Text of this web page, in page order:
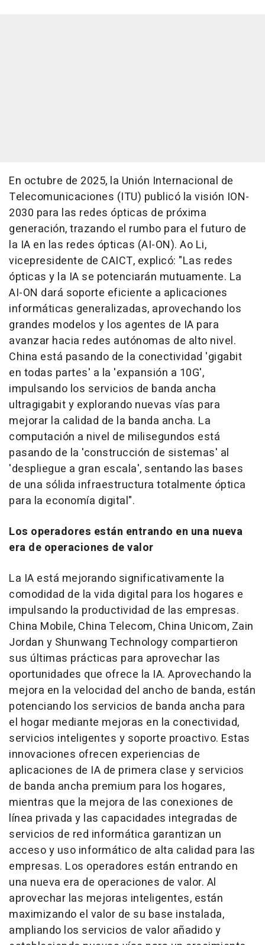
En octubre de 2025, la Unión Internacional de
Telecomunicaciones (ITU) publicó la visión ION-
2030 para las redes ópticas de próxima
generación, trazando el rumbo para el futuro de
la IA en las redes ópticas (AI-ON). Ao Li,
vicepresidente de CAICT, explicó: "Las redes
ópticas y la IA se potenciarán mutuamente. La
AI-ON dará soporte eficiente a aplicaciones
informáticas generalizadas, aprovechando los
grandes modelos y los agentes de IA para
avanzar hacia redes autónomas de alto nivel.
China está pasando de la conectividad 'gigabit
en todas partes' a la 'expansión a 10G',
impulsando los servicios de banda ancha
ultragigabit y explorando nuevas vías para
mejorar la calidad de la banda ancha. La
computación a nivel de milisegundos está
pasando de la 'construcción de sistemas' al
'despliegue a gran escala', sentando las bases
de una sólida infraestructura totalmente óptica
para la economía digital".
Los operadores están entrando en una nueva
era de operaciones de valor
La IA está mejorando significativamente la
comodidad de la vida digital para los hogares e
impulsando la productividad de las empresas.
China Mobile, China Telecom, China Unicom, Zain
Jordan y Shunwang Technology compartieron
sus últimas prácticas para aprovechar las
oportunidades que ofrece la IA. Aprovechando la
mejora en la velocidad del ancho de banda, están
potenciando los servicios de banda ancha para
el hogar mediante mejoras en la conectividad,
servicios inteligentes y soporte proactivo. Estas
innovaciones ofrecen experiencias de
aplicaciones de IA de primera clase y servicios
de banda ancha premium para los hogares,
mientras que la mejora de las conexiones de
línea privada y las capacidades integradas de
servicios de red informática garantizan un
acceso y uso informático de alta calidad para las
empresas. Los operadores están entrando en
una nueva era de operaciones de valor. Al
aprovechar las mejoras inteligentes, están
maximizando el valor de su base instalada,
ampliando los servicios de valor añadido y